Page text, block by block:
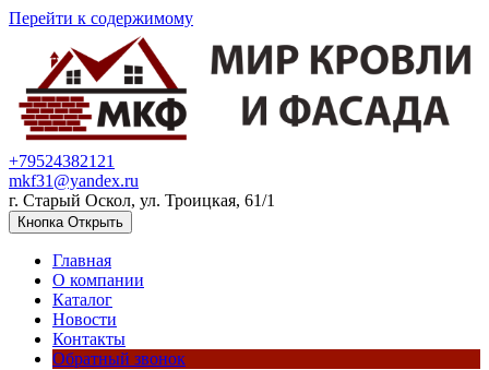
Перейти к содержимому
+79524382121
mkf31@yandex.ru
г. Старый Оскол, ул. Троицкая, 61/1
Кнопка Открыть
Главная
О компании
Каталог
Новости
Контакты
Обратный звонок